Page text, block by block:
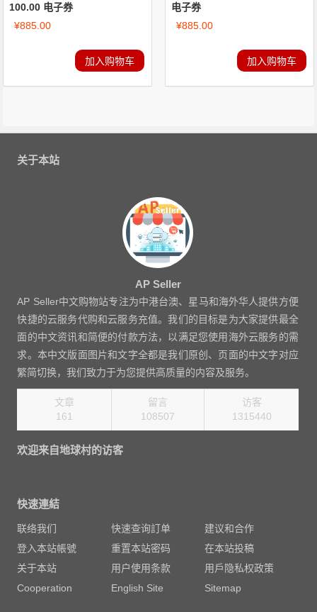
100.00 电子券
¥885.00
加入购物车
电子券
¥885.00
加入购物车
关于本站
AP Seller
AP Seller中文购物站专注为中港台澳、星马和海外华人提供方便
快捷的云服务代购和云服务充值。我们的目标是为大家提供最全
面的中文资讯和简便的付款方法，以满足您使用海外云服务的需
求。本中文版面图片和文字全都是我们原创、页面的中文字对应
繁简切换，我们致力于为您提供高质量的内容及服务。
文章
161
留言
108507
访客
1496880
欢迎来自地球村的访客
快速連結
联络我们 快速查询訂单
建议和合作
登入本站帳號
重置本站密码
在本站投稿
关于本站
用户使用条款
用戶隐私权政策
Cooperation
English Site Sitemap